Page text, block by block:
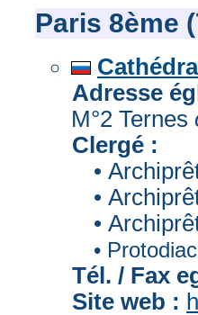
Paris 8ème
Adresse
M°2 Ternes
Clergé :
•
•
•
•
Tél. / Fax
Site web :